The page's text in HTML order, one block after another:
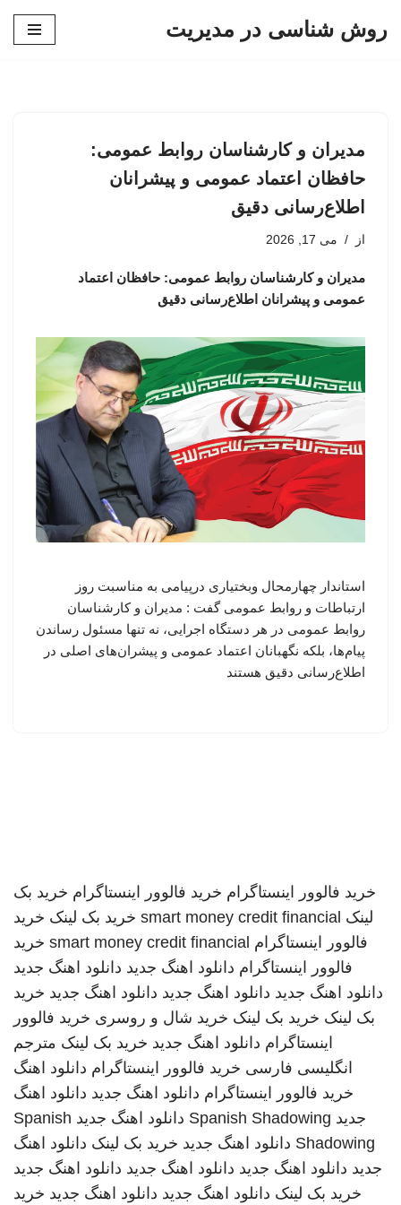
روش شناسی در مدیریت
مدیران و کارشناسان روابط عمومی:
حافظان اعتماد عمومی و پیشرانان
اطلاع‌رسانی دقیق
از می 17, 2026
مدیران و کارشناسان روابط عمومی: حافظان اعتماد
عمومی و پیشرانان اطلاع‌رسانی دقیق
استاندار چهارمحال وبختیاری درپیامی به مناسبت روز
ارتباطات و روابط عمومی گفت : مدیران و کارشناسان
روابط عمومی در هر دستگاه اجرایی، نه تنها مسئول رساندن
پیام‌ها، بلکه نگهبانان اعتماد عمومی و پیشران‌های اصلی در
اطلاع‌رسانی دقیق هستند
خرید فالوور اینستاگرام خرید فالوور اینستاگرام خرید بک
لینک smart money credit financial خرید بک لینک خرید
فالوور اینستاگرام smart money credit financial خرید
فالوور اینستاگرام دانلود اهنگ جدید دانلود اهنگ جدید
دانلود اهنگ جدید دانلود اهنگ جدید دانلود اهنگ جدید خرید
بک لینک خرید بک لینک خرید شال و روسری خرید فالوور
اینستاگرام دانلود اهنگ جدید خرید بک لینک مترجم
انگلیسی فارسی خرید فالوور اینستاگرام دانلود اهنگ
خرید فالوور اینستاگرام دانلود اهنگ جدید دانلود اهنگ
جدید Spanish Shadowing دانلود اهنگ جدید Spanish
Shadowing دانلود اهنگ جدید خرید بک لینک دانلود اهنگ
جدید دانلود اهنگ جدید دانلود اهنگ جدید دانلود اهنگ جدید
خرید بک لینک دانلود اهنگ جدید دانلود اهنگ جدید خرید